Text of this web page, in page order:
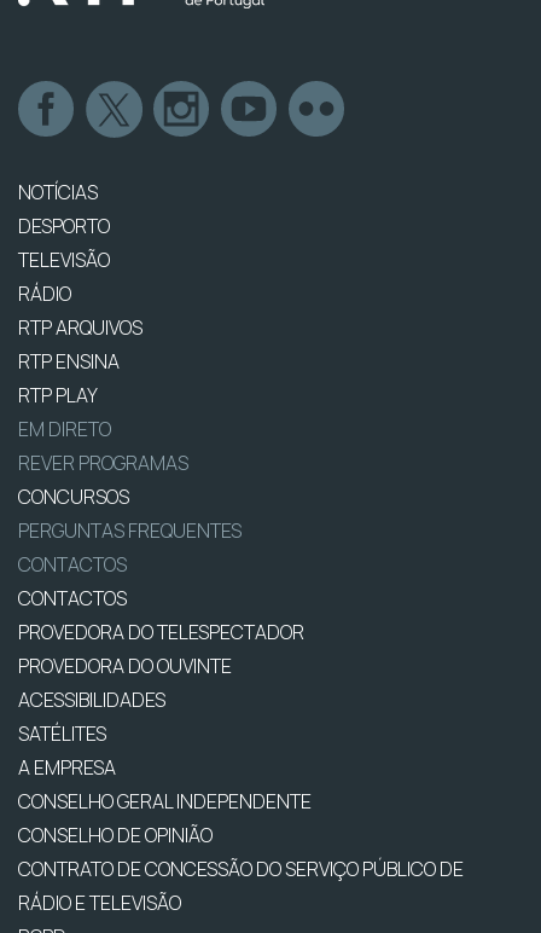
NOTÍCIAS
DESPORTO
TELEVISÃO
RÁDIO
RTP ARQUIVOS
RTP ENSINA
RTP PLAY
EM DIRETO
REVER PROGRAMAS
CONCURSOS
PERGUNTAS FREQUENTES
CONTACTOS
CONTACTOS
PROVEDORA DO TELESPECTADOR
PROVEDORA DO OUVINTE
ACESSIBILIDADES
SATÉLITES
A EMPRESA
CONSELHO GERAL INDEPENDENTE
CONSELHO DE OPINIÃO
CONTRATO DE CONCESSÃO DO SERVIÇO PÚBLICO DE
RÁDIO E TELEVISÃO